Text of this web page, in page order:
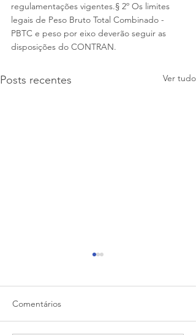
regulamentações vigentes.§ 2º Os limites
legais de Peso Bruto Total Combinado -
PBTC e peso por eixo deverão seguir as
disposições do CONTRAN.
Posts recentes Ver tudo
Comentários